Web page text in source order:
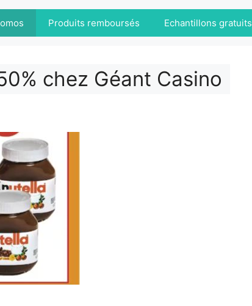
Produits remboursés Echantillons gratuits
chez Géant Casino